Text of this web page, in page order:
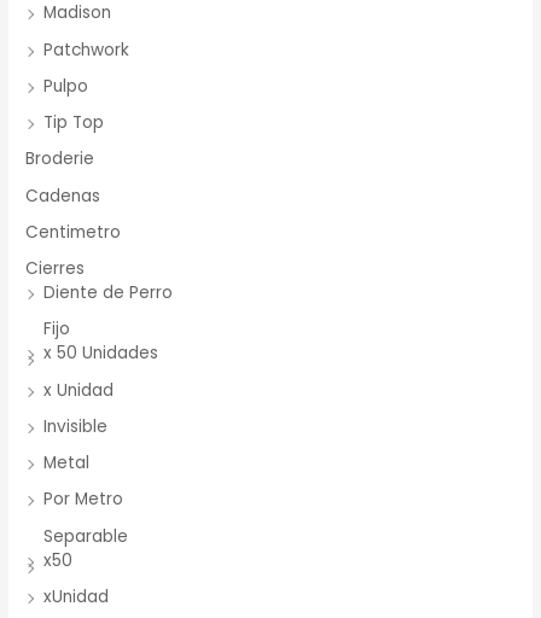
Madison
Patchwork
Pulpo
Tip Top
Broderie
Cadenas
Centimetro
Cierres
Diente de Perro
Fijo
x 50 Unidades
x Unidad
Invisible
Metal
Por Metro
Separable
x50
xUnidad